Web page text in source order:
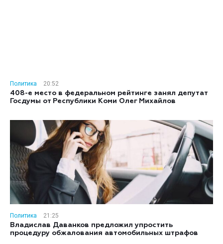
Политика
20:52
408-е место в федеральном рейтинге занял депутат
Госдумы от Республики Коми Олег Михайлов
Политика
21:25
Владислав Даванков предложил упростить
процедуру обжалования автомобильных штрафов